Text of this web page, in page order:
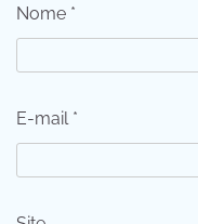
Nome *
E-mail *